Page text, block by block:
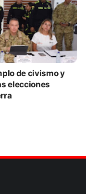
de civismo y
elecciones